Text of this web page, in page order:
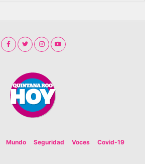
Mundo Seguridad Voces Covid-19